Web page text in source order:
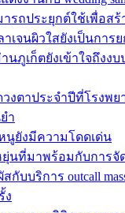
ารถประยุกต์ใช้เพื่อส
าเจนผิวใสยังเป็นกา
นภูเก็ตยังเข้าใจถึงง
งตาประจำปีที่โรงพย
ำ
นูยังมีความโดดเด่น
นที่มาพร้อมกับการจั
บบริการ outcall
ง